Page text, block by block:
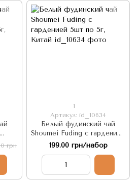
грн
1
Артикул: id_10634
Белый фудинский чай
Shoumei Fuding с гарденией
5шт по 5г, Китай
199.00 грн/набор